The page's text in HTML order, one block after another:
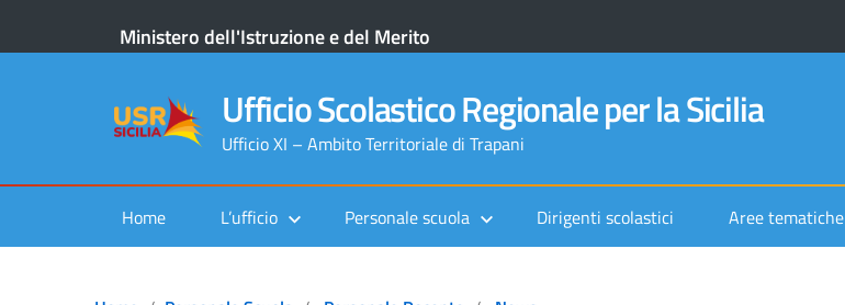
Ministero dell'Istruzione e del Merito
Ufficio Scolastico Regionale per la Sicilia
Ufficio XI – Ambito Territoriale di Trapani
Home L’ufficio Personale scuola Dirigenti scolastici Aree tematiche